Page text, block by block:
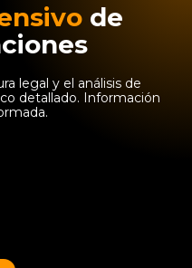
de
legal y el análisis de
detallado. Información